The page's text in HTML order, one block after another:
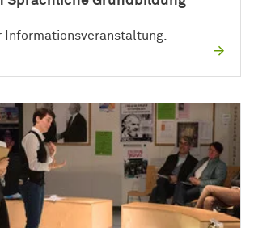
Informationsveranstaltung.